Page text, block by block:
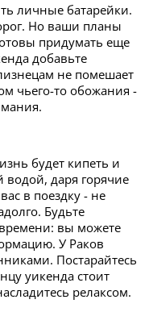
личные батарейки.
Но ваши планы
придумать еще
добавьте
не помешает
чьего-то обожания -
будет кипеть и
даря горячие
в поездку - не
Будьте
вы можете
У Раков
Постарайтесь
уикенда стоит
релаксом.